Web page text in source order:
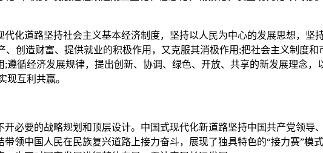
道路坚持社会主义基本经济制度，坚持以人民为中心的发展思想，坚
创造财富、提供就业的积极作用，又克服其消极作用;把社会主义制度
循经济发展规律，提出创新、协调、绿色、开放、共享的新发展理念
现互利共赢。
要的战略规划和顶层设计。中国式现代化新道路坚持中国共产党领导
领中国人民在民族复兴道路上接力奋斗，展现了独具特色的“接力赛”模